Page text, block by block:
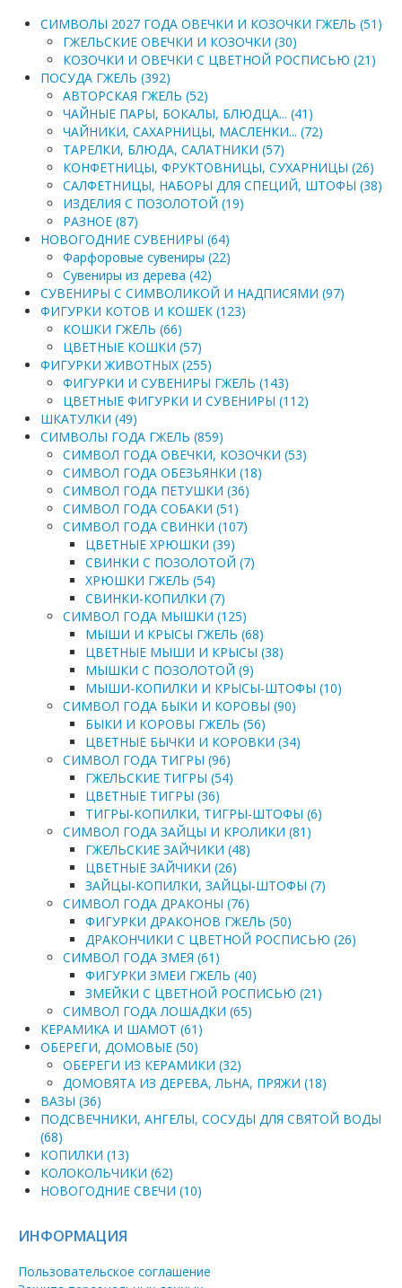
СИМВОЛЫ 2027 ГОДА ОВЕЧКИ И КОЗОЧКИ ГЖЕЛЬ (51)
ГЖЕЛЬСКИЕ ОВЕЧКИ И КОЗОЧКИ (30)
КОЗОЧКИ И ОВЕЧКИ С ЦВЕТНОЙ РОСПИСЬЮ (21)
ПОСУДА ГЖЕЛЬ (392)
АВТОРСКАЯ ГЖЕЛЬ (52)
ЧАЙНЫЕ ПАРЫ, БОКАЛЫ, БЛЮДЦА... (41)
ЧАЙНИКИ, САХАРНИЦЫ, МАСЛЕНКИ... (72)
ТАРЕЛКИ, БЛЮДА, САЛАТНИКИ (57)
КОНФЕТНИЦЫ, ФРУКТОВНИЦЫ, СУХАРНИЦЫ (26)
САЛФЕТНИЦЫ, НАБОРЫ ДЛЯ СПЕЦИЙ, ШТОФЫ (38)
ИЗДЕЛИЯ С ПОЗОЛОТОЙ (19)
РАЗНОЕ (87)
НОВОГОДНИЕ СУВЕНИРЫ (64)
Фарфоровые сувениры (22)
Сувениры из дерева (42)
СУВЕНИРЫ С СИМВОЛИКОЙ И НАДПИСЯМИ (97)
ФИГУРКИ КОТОВ И КОШЕК (123)
КОШКИ ГЖЕЛЬ (66)
ЦВЕТНЫЕ КОШКИ (57)
ФИГУРКИ ЖИВОТНЫХ (255)
ФИГУРКИ И СУВЕНИРЫ ГЖЕЛЬ (143)
ЦВЕТНЫЕ ФИГУРКИ И СУВЕНИРЫ (112)
ШКАТУЛКИ (49)
СИМВОЛЫ ГОДА ГЖЕЛЬ (859)
СИМВОЛ ГОДА ОВЕЧКИ, КОЗОЧКИ (53)
СИМВОЛ ГОДА ОБЕЗЬЯНКИ (18)
СИМВОЛ ГОДА ПЕТУШКИ (36)
СИМВОЛ ГОДА СОБАКИ (51)
СИМВОЛ ГОДА СВИНКИ (107)
ЦВЕТНЫЕ ХРЮШКИ (39)
СВИНКИ С ПОЗОЛОТОЙ (7)
ХРЮШКИ ГЖЕЛЬ (54)
СВИНКИ-КОПИЛКИ (7)
СИМВОЛ ГОДА МЫШКИ (125)
МЫШИ И КРЫСЫ ГЖЕЛЬ (68)
ЦВЕТНЫЕ МЫШИ И КРЫСЫ (38)
МЫШКИ С ПОЗОЛОТОЙ (9)
МЫШИ-КОПИЛКИ И КРЫСЫ-ШТОФЫ (10)
СИМВОЛ ГОДА БЫКИ И КОРОВЫ (90)
БЫКИ И КОРОВЫ ГЖЕЛЬ (56)
ЦВЕТНЫЕ БЫЧКИ И КОРОВКИ (34)
СИМВОЛ ГОДА ТИГРЫ (96)
ГЖЕЛЬСКИЕ ТИГРЫ (54)
ЦВЕТНЫЕ ТИГРЫ (36)
ТИГРЫ-КОПИЛКИ, ТИГРЫ-ШТОФЫ (6)
СИМВОЛ ГОДА ЗАЙЦЫ И КРОЛИКИ (81)
ГЖЕЛЬСКИЕ ЗАЙЧИКИ (48)
ЦВЕТНЫЕ ЗАЙЧИКИ (26)
ЗАЙЦЫ-КОПИЛКИ, ЗАЙЦЫ-ШТОФЫ (7)
СИМВОЛ ГОДА ДРАКОНЫ (76)
ФИГУРКИ ДРАКОНОВ ГЖЕЛЬ (50)
ДРАКОНЧИКИ С ЦВЕТНОЙ РОСПИСЬЮ (26)
СИМВОЛ ГОДА ЗМЕЯ (61)
ФИГУРКИ ЗМЕИ ГЖЕЛЬ (40)
ЗМЕЙКИ С ЦВЕТНОЙ РОСПИСЬЮ (21)
СИМВОЛ ГОДА ЛОШАДКИ (65)
КЕРАМИКА И ШАМОТ (61)
ОБЕРЕГИ, ДОМОВЫЕ (50)
ОБЕРЕГИ ИЗ КЕРАМИКИ (32)
ДОМОВЯТА ИЗ ДЕРЕВА, ЛЬНА, ПРЯЖИ (18)
ВАЗЫ (36)
ПОДСВЕЧНИКИ, АНГЕЛЫ, СОСУДЫ ДЛЯ СВЯТОЙ ВОДЫ
(68)
КОПИЛКИ (13)
КОЛОКОЛЬЧИКИ (62)
НОВОГОДНИЕ СВЕЧИ (10)
ИНФОРМАЦИЯ
Пользовательское соглашение